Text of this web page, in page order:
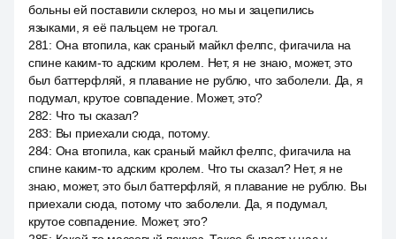
больны ей поставили склероз, но мы и зацепились
языками, я её пальцем не трогал.
281 : Она втопила, как сраный майкл фелпс, фигачила на
спине каким-то адским кролем. Нет, я не знаю, может, это
был баттерфляй, я плавание не рублю, что заболели. Да, я
подумал, крутое совпадение. Может, это?
282: Что ты сказал?
283: Вы приехали сюда, потому.
284: Она втопила, как сраный майкл фелпс, фигачила на
спине каким-то адским кролем. Что ты сказал? Нет, я не
знаю, может, это был баттерфляй, я плавание не рублю. Вы
приехали сюда, потому что заболели. Да, я подумал,
крутое совпадение. Может, это?